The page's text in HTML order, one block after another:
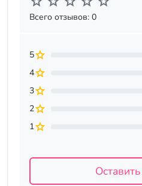
Всего отзывов: 0
5
4
3
2
1